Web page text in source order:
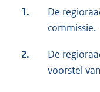
1.
De
commissie.
2.
De
voorstel